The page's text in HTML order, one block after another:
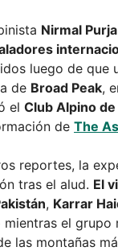
Nirmal Purja
luego de que
de Broad Peak,
el Club Alpino de
de The
reportes, la
tras el alud. El
, Karrar
el grupo
las montañas